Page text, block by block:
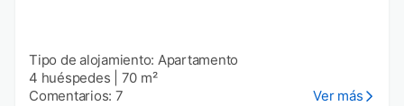
Tipo de alojamiento: Apartamento
4 huéspedes
70 m²
Comentarios: 7
Ver más